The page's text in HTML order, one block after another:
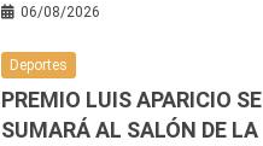
06/08/2026
Deportes
PREMIO LUIS APARICIO SE
SUMARÁ AL SALÓN DE LA